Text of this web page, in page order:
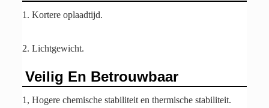
1. Kortere oplaadtijd.
2. Lichtgewicht.
Veilig En Betrouwbaar
1, Hogere chemische stabiliteit en thermische stabiliteit.